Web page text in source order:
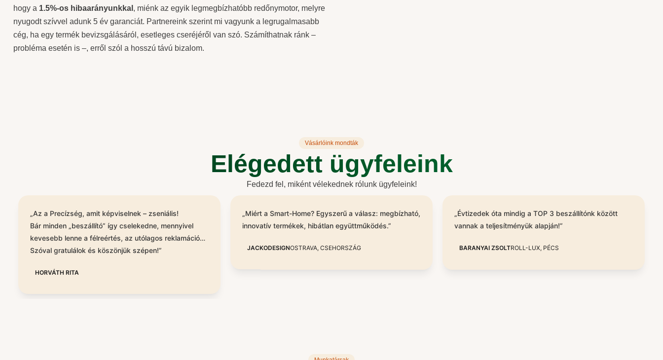
hogy a 1.5%-os hibaarányunkkal , miénk az egyik legmegbízhatóbb redőnymotor, melyre
nyugodt szívvel adunk 5 év garanciát. Partnereink szerint mi vagyunk a legrugalmasabb
cég, ha egy termék bevizsgálásáról, esetleges cseréjéről van szó. Számíthatnak ránk –
probléma esetén is –, erről szól a hosszú távú bizalom.
Vásárlóink mondták
Elégedett ügyfeleink
Fedezd fel, miként vélekednek rólunk ügyfeleink!
„Az a Precízség, amit képviselnek – zseniális!
Bár minden „beszállító” így cselekedne, mennyivel
kevesebb lenne a félreértés, az utólagos reklamáció…
Szóval gratulálok és köszönjük szépen!”
HORVÁTH RITA
„Miért a Smart-Home? Egyszerű a válasz: megbízható,
innovatív termékek, hibátlan együttműködés.”
JACKODESIGNOSTRAVA, CSEHORSZÁG
„Évtizedek óta mindig a TOP 3 beszállítónk között
vannak a teljesítményük alapján!”
BARANYAI ZSOLTROLL-LUX, PÉCS